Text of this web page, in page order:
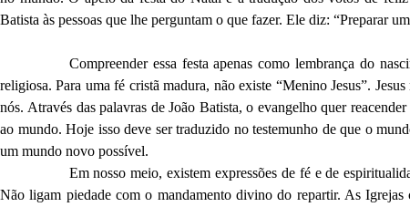
Batista às pessoas que lhe perguntam o que fazer. Ele diz: “Preparar
Compreender essa festa apenas como lembrança do
religiosa. Para uma fé cristã madura, não existe “Menino Jesus”.
nós. Através das palavras de João Batista, o evangelho quer
ao mundo. Hoje isso deve ser traduzido no testemunho de que o
um mundo novo possível.
Em nosso meio, existem expressões de fé e de
Não ligam piedade com o mandamento divino do repartir. As